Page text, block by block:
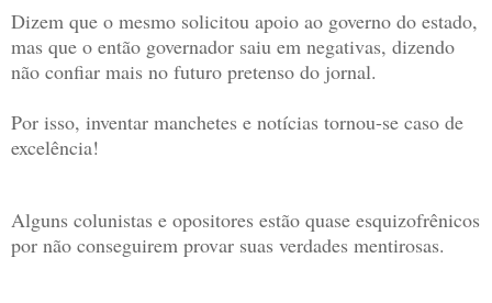
Dizem que o mesmo solicitou apoio ao governo do estado,
mas que o então governador saiu em negativas, dizendo
não confiar mais no futuro pretenso do jornal.
Por isso, inventar manchetes e notícias tornou-se caso de
excelência!
Alguns colunistas e opositores estão quase esquizofrênicos
por não conseguirem provar suas verdades mentirosas.